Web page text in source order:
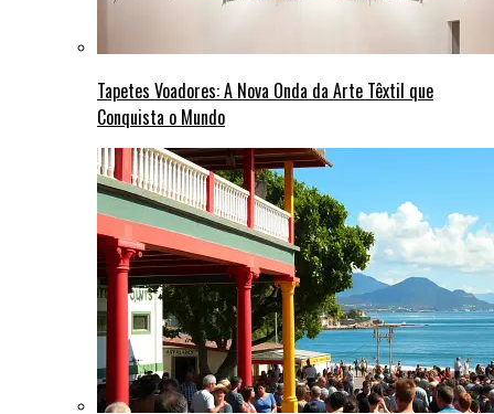
Tapetes Voadores: A Nova Onda da Arte Têxtil que
Conquista o Mundo